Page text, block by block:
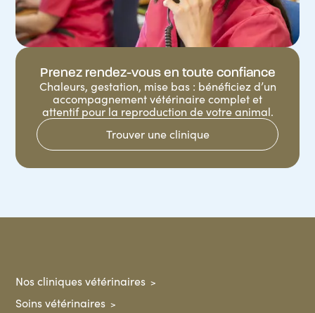
Prenez rendez-vous en toute confiance
Chaleurs, gestation, mise bas : bénéficiez d’un
accompagnement vétérinaire complet et
attentif pour la reproduction de votre animal.
Trouver une clinique
Nos cliniques vétérinaires
Soins vétérinaires